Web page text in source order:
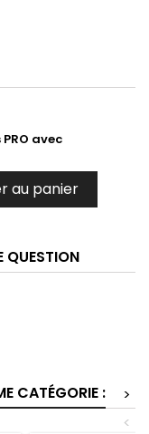
avec
au panier
QUESTION
CATÉGORIE :
>
<